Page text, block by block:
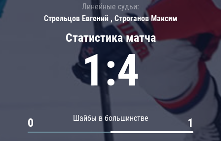
Статистика матча
1:4
Шайбы в большинстве
0 1
Линейные судьи:
Стрельцов Евгений , Строганов Максим